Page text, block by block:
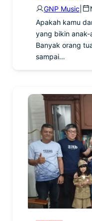
GNP Music
Apakah kamu
yang bikin
Banyak orang
sampai…